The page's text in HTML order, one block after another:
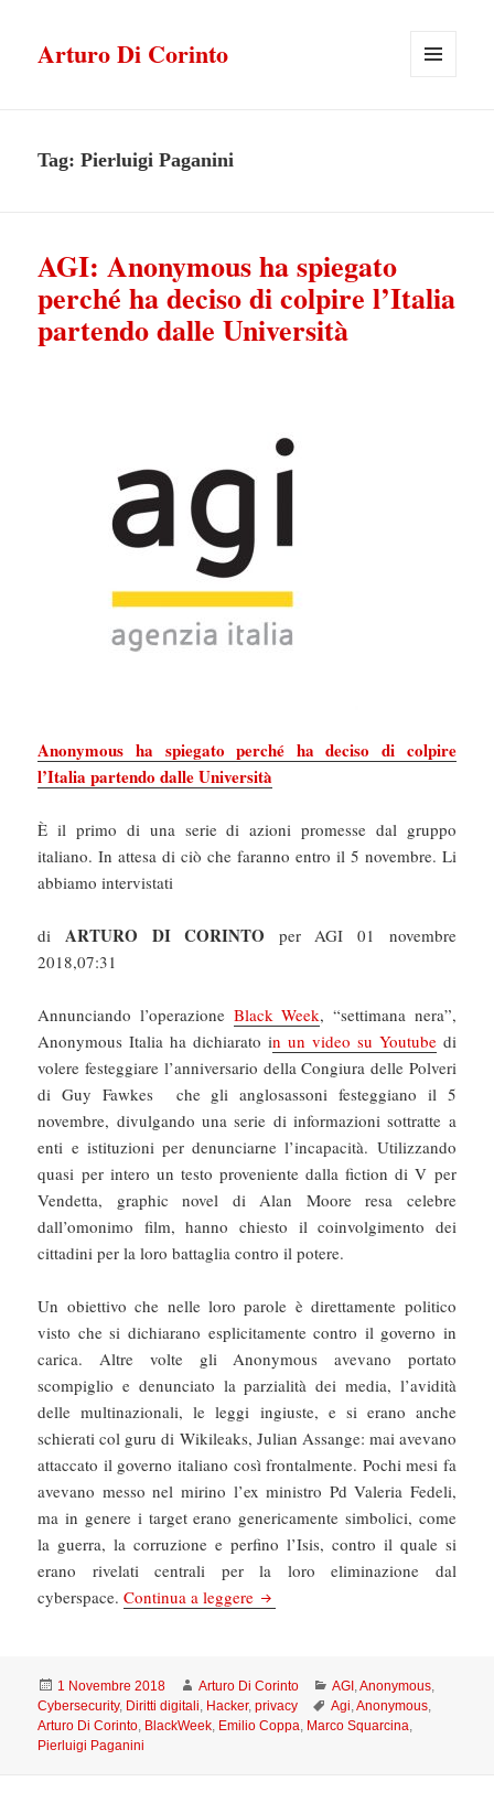
Arturo Di Corinto
Tag:Pierluigi Paganini
AGI: Anonymous ha spiegato
perché ha deciso di colpire l’Italia
partendo dalle Università
Anonymous ha spiegato perché ha deciso di colpire
l’Italia partendo dalle Università
È il primo di una serie di azioni promesse dal gruppo
italiano. In attesa di ciò che faranno entro il 5 novembre. Li
abbiamo intervistati
diARTURO DI CORINTO per AGI 01 novembre
2018,07:31
Annunciando l’operazione Black Week, “settimana nera”,
Anonymous Italia ha dichiarato in un video su Youtubedi
volere festeggiare l’anniversario della Congiura delle Polveri
di Guy Fawkes che gli anglosassoni festeggiano il 5
novembre, divulgando una serie di informazioni sottratte a
enti e istituzioni per denunciarne l’incapacità. Utilizzando
quasi per intero un testo proveniente dalla fiction di V per
Vendetta, graphic novel di Alan Moore resa celebre
dall’omonimo film, hanno chiesto il coinvolgimento dei
cittadini per la loro battaglia contro il potere.
Un obiettivo che nelle loro parole è direttamente politico
visto che si dichiarano esplicitamente contro il governo in
carica. Altre volte gli Anonymous avevano portato
scompiglio e denunciato la parzialità dei media, l’avidità
delle multinazionali, le leggi ingiuste, e si erano anche
schierati col guru di Wikileaks, Julian Assange: mai avevano
attaccato il governo italiano così frontalmente. Pochi mesi fa
avevano messo nel mirino l’ex ministro Pd Valeria Fedeli,
ma in genere i target erano genericamente simbolici, come
la guerra, la corruzione e perfino l’Isis, contro il quale si
erano rivelati centrali per la loro eliminazione dal
cyberspace.Continua a leggere AGI: Anonymous ha spiegato
Scritto
il
1 Novembre 2018 Autore
Arturo Di Corinto Categorie
AGI ,Anonymous
Cybersecurity, Diritti digitali Hacker,privacy Tag
Agi ,Anonymous
Arturo Di Corinto BlackWeek Emilio Coppa Marco Squarcina
Pierluigi Paganini